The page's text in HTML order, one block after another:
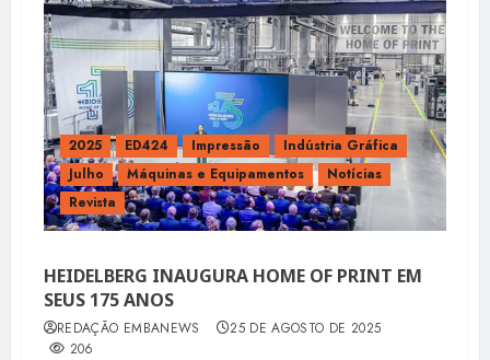
2025 ED424 Impressão
Indústria Gráfica
Julho
Máquinas e Equipamentos
Notícias
Revista
HEIDELBERG INAUGURA HOME OF PRINT EM
SEUS 175 ANOS
REDAÇÃO EMBANEWS
25 DE AGOSTO DE 2025
206